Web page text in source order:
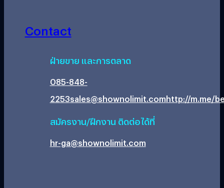
Contact
ฝ่ายขาย และการตลาด
085-848-
2253sales@shownolimit.comhttp://m.me/
สมัครงาน/ฝึกงาน ติดต่อได้ที่
hr-ga@shownolimit.com